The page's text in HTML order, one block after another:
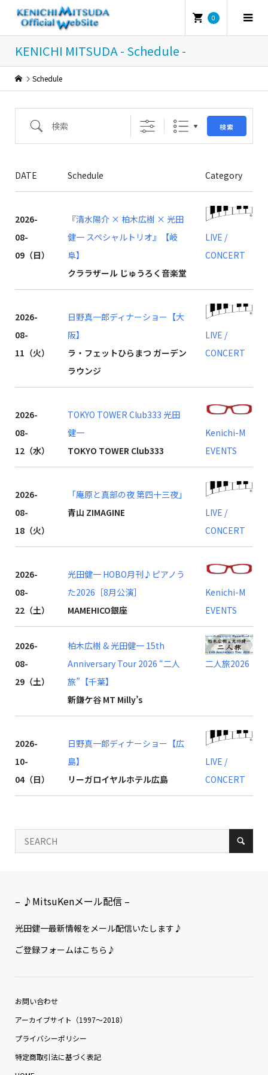
0
KENICHI MITSUDA - Schedule -
Schedule
検索 検索
DATE Schedule Category
2026-
08-
09（日）
『清水陽介 × 柏木広樹 × 光田
健一 スペシャルトリオ』【岐
阜】
クララザール じゅうろく音楽堂
LIVE /
CONCERT
2026-
08-
11（火）
日野真一郎ディナーショー【大
阪】
ラ・フェットひらまつ ガーデン
ラウンジ
LIVE /
CONCERT
2026-
08-
12（水）
TOKYO TOWER Club333 光田
健一
TOKYO TOWER Club333
Kenichi-M
EVENTS
2026-
08-
18（火）
「庵原と真部の夜 第四十三夜」
青山 ZIMAGINE
LIVE /
CONCERT
2026-
08-
22（土）
光田健一 HOBO月刊♪ピアノう
た2026［8月公演］
MAMEHICO銀座
Kenichi-M
EVENTS
2026-
08-
29（土）
柏木広樹 & 光田健一 15th
Anniversary Tour 2026 “二人
旅”【千葉】
新鎌ケ谷 MT Milly’s
二人旅2026
2026-
10-
04（日）
日野真一郎ディナーショー【広
島】
リーガロイヤルホテル広島
LIVE /
CONCERT
– ♪MitsuKenメール配信 –
光田健一最新情報をメール配信いたします♪
ご登録フォームはこちら♪
お問い合わせ
アーカイブサイト（1997〜2018）
プライバシーポリシー
特定商取引法に基づく表記